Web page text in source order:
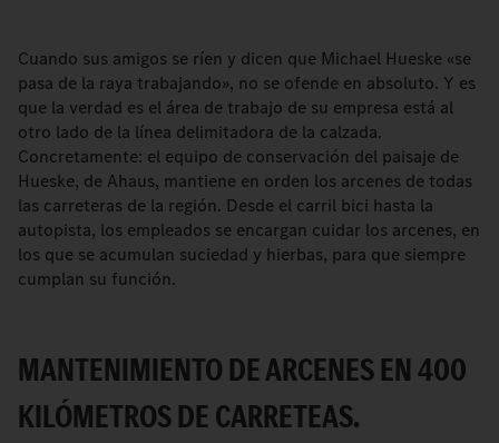
Cuando sus amigos se ríen y dicen que Michael Hueske «se
pasa de la raya trabajando», no se ofende en absoluto. Y es
que la verdad es el área de trabajo de su empresa está al
otro lado de la línea delimitadora de la calzada.
Concretamente: el equipo de conservación del paisaje de
Hueske, de Ahaus, mantiene en orden los arcenes de todas
las carreteras de la región. Desde el carril bici hasta la
autopista, los empleados se encargan cuidar los arcenes, en
los que se acumulan suciedad y hierbas, para que siempre
cumplan su función.
MANTENIMIENTO DE ARCENES EN 400
KILÓMETROS DE CARRETEAS.